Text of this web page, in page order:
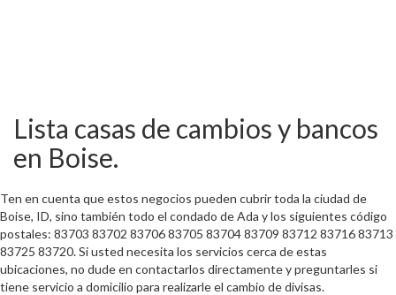
Lista casas de cambios y bancos
en Boise.
Ten en cuenta que estos negocios pueden cubrir toda la ciudad de
Boise, ID, sino también todo el condado de Ada y los siguientes código
postales: 83703 83702 83706 83705 83704 83709 83712 83716 83713
83725 83720. Si usted necesita los servicios cerca de estas
ubicaciones, no dude en contactarlos directamente y preguntarles si
tiene servicio a domicilio para realizarle el cambio de divisas.